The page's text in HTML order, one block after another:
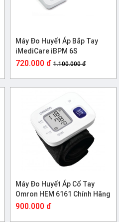
Máy Đo Huyết Áp Bắp Tay
iMediCare iBPM 6S
720.000 đ 1.100.000 đ
Máy Đo Huyết Áp Cổ Tay
Omron HEM 6161 Chính Hãng
900.000 đ